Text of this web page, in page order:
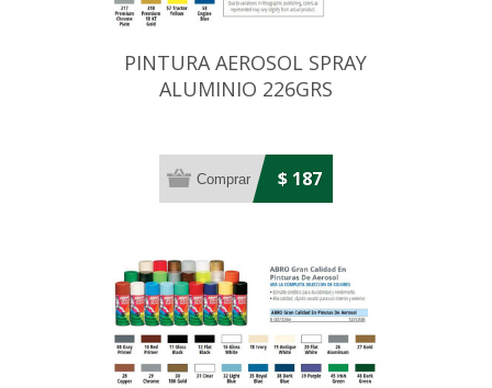
PINTURA AEROSOL SPRAY
ALUMINIO 226GRS
$ 187